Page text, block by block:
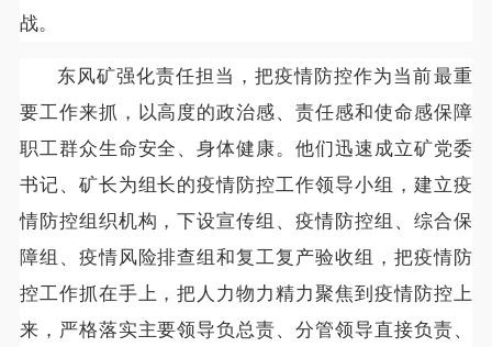
战。
东风矿强化责任担当，把疫情防控作为当前最重
要工作来抓，以高度的政治感、责任感和使命感保障
职工群众生命安全、身体健康。他们迅速成立矿党委
书记、矿长为组长的疫情防控工作领导小组，建立疫
情防控组织机构，下设宣传组、疫情防控组、综合保
障组、疫情风险排查组和复工复产验收组，把疫情防
控工作抓在手上，把人力物力精力聚焦到疫情防控上
来，严格落实主要领导负总责、分管领导直接负责、